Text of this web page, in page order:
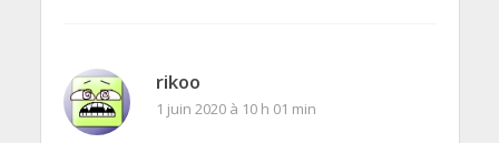
rikoo
1 juin 2020 à 10 h 01 min